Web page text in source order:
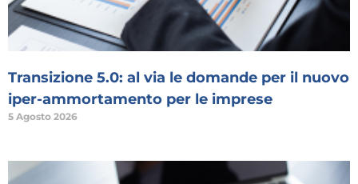
Transizione 5.0: al via le domande per il nuovo
iper-ammortamento per le imprese
5 Agosto 2026